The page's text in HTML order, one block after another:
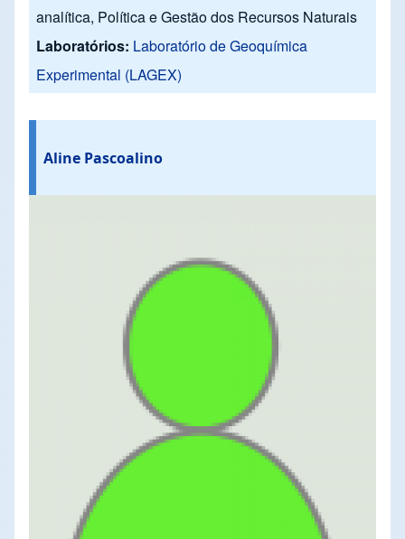
analítica, Política e Gestão dos Recursos Naturais
Laboratórios: Laboratório de Geoquímica
Experimental (LAGEX)
Aline Pascoalino